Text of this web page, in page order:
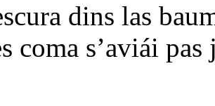
dins las
coma s’aviái